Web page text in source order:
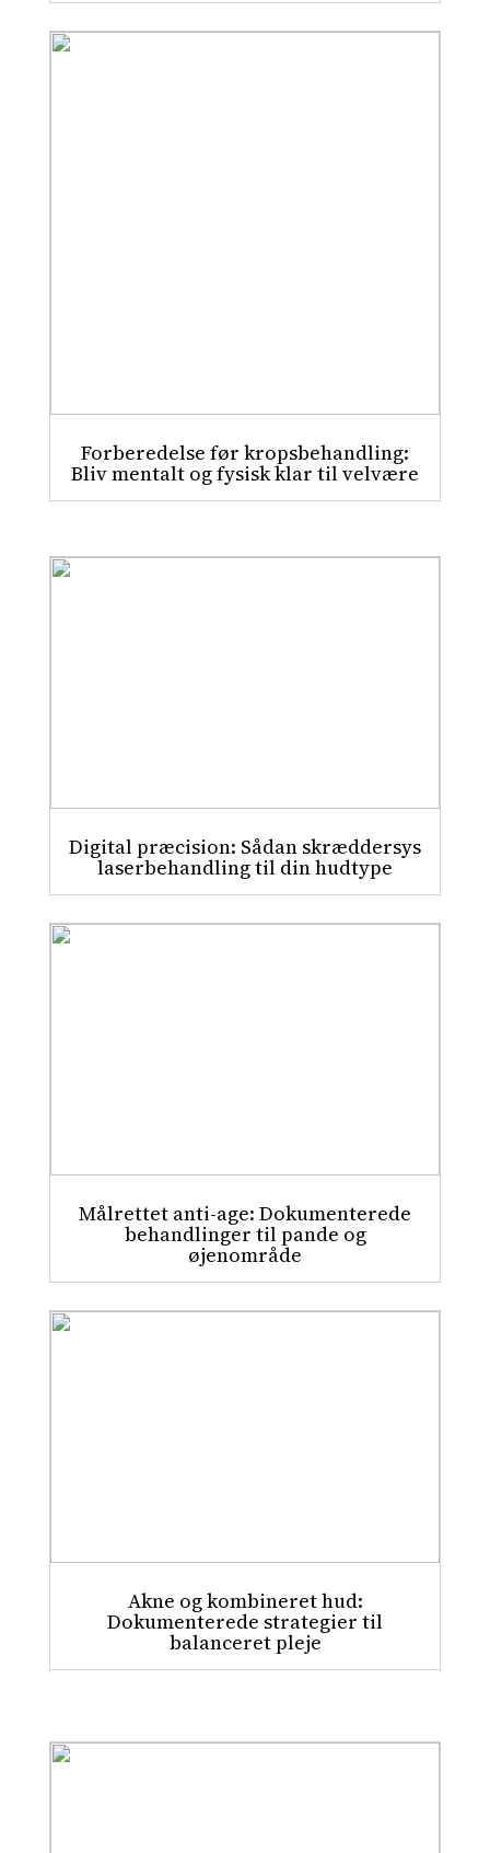
Forberedelse før kropsbehandling:
Bliv mentalt og fysisk klar til velvære
Digital præcision: Sådan skræddersys
laserbehandling til din hudtype
Målrettet anti-age: Dokumenterede
behandlinger til pande og
øjenområde
Akne og kombineret hud:
Dokumenterede strategier til
balanceret pleje